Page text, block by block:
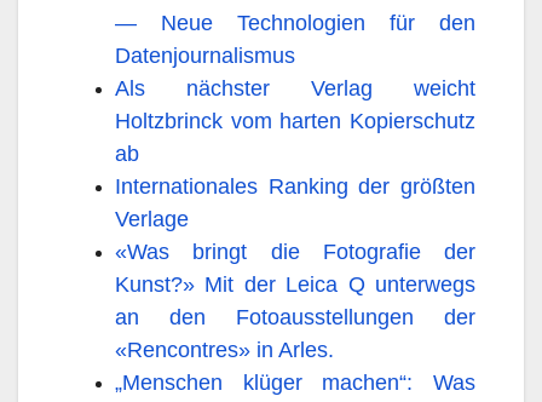
— Neue Technologien für den
Datenjournalismus
Als nächster Verlag weicht
Holtzbrinck vom harten Kopierschutz
ab
Internationales Ranking der größten
Verlage
«Was bringt die Fotografie der
Kunst?» Mit der Leica Q unterwegs
an den Fotoausstellungen der
«Rencontres» in Arles.
„Menschen klüger machen“: Was